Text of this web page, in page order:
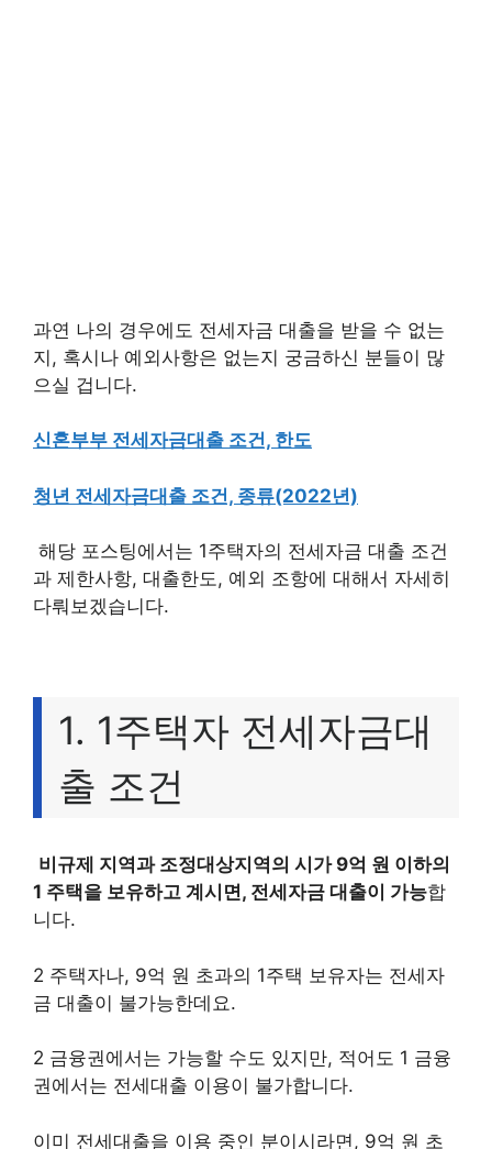
과연 나의 경우에도 전세자금 대출을 받을 수 없는
지, 혹시나 예외사항은 없는지 궁금하신 분들이 많
으실 겁니다.
신혼부부 전세자금대출 조건, 한도
청년 전세자금대출 조건, 종류(2022년)
해당 포스팅에서는 1주택자의 전세자금 대출 조건
과 제한사항, 대출한도, 예외 조항에 대해서 자세히
다뤄보겠습니다.
1. 1주택자 전세자금대
출 조건
비규제 지역과 조정대상지역의 시가 9억 원 이하의
1 주택을 보유하고 계시면, 전세자금 대출이 가능합
니다.
2 주택자나, 9억 원 초과의 1주택 보유자는 전세자
금 대출이 불가능한데요.
2 금융권에서는 가능할 수도 있지만, 적어도 1 금융
권에서는 전세대출 이용이 불가합니다.
이미 전세대출을 이용 중인 분이시라면, 9억 원 초